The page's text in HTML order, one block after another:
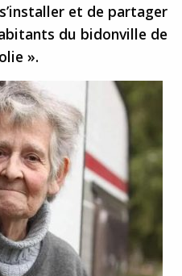
et de partager
du bidonville de
».